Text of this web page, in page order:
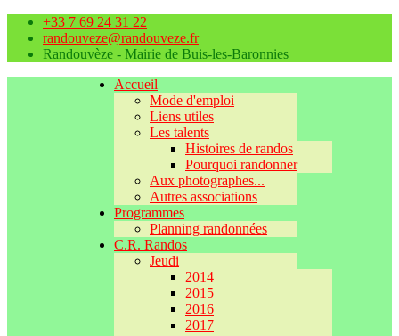
+33 7 69 24 31 22
randouveze@randouveze.fr
Randouvèze - Mairie de Buis-les-Baronnies
Accueil
Mode d'emploi
Liens utiles
Les talents
Histoires de randos
Pourquoi randonner
Aux photographes...
Autres associations
Programmes
Planning randonnées
C.R. Randos
Jeudi
2014
2015
2016
2017